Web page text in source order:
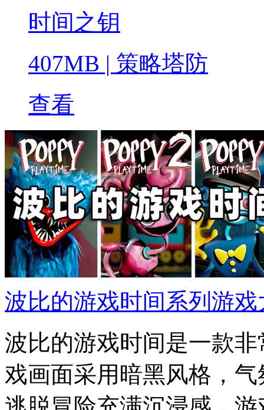
时间之钥
407MB | 策略塔防
查看
波比的游戏时间系列游戏
波比的游戏时间是一款
戏画面采用暗黑风格，